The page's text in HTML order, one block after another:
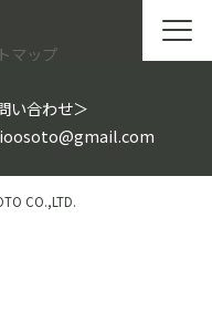
マップ
い合わせ＞
CO.,LTD.